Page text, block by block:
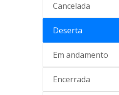
Cancelada
Deserta
Em andamento
Encerrada